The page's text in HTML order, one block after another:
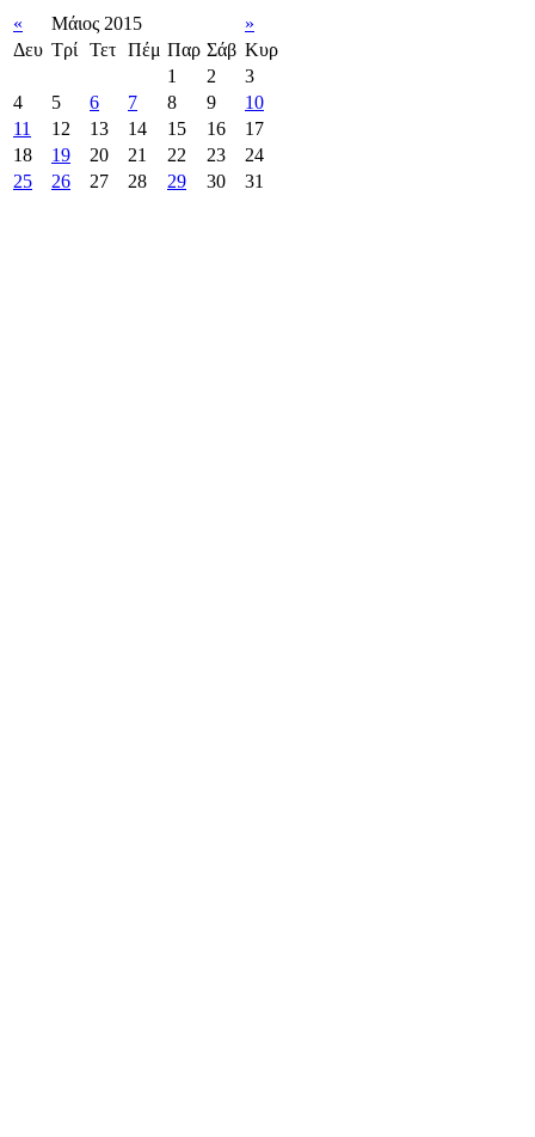
« Μάιος 2015
»
Δευ Τρί Τετ Πέμ Παρ Σάβ Κυρ
1
2
3
4
5 6 7 8 9
10
11
12 13 14 15 16
17
18
19 20 21 22 23
24
25
26 27 28 29 30 31